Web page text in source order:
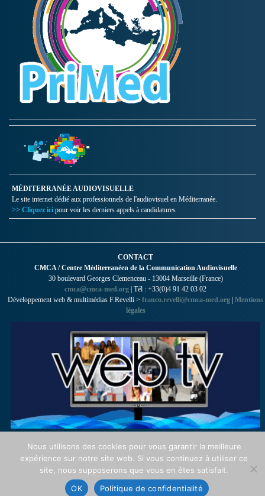
MÉDITERRANÉE AUDIOVISUELLE
Le site internet dédié aux professionnels de l'audiovisuel en Méditerranée.
>> Cliquez ici pour voir les derniers appels à candidatures
CONTACT
CMCA / Centre Méditerranéen de la Communication Audiovisuelle
30 boulevard Georges Clemenceau - 13004 Marseille (France)
cmca@cmca-med.org | Tél : +33(0)4 91 42 03 02
Développement web & multimédias F.Revelli > franco.revelli@cmca-med.org | Mentions
légales
Nous utilisons des cookies pour vous garantir la meilleure
expérience sur notre site web. Si vous continuez à utiliser ce
site, nous supposerons que vous en êtes satisfait.
OK
Politique de confidentialité